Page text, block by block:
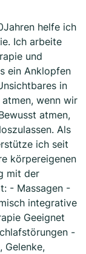
helfe ich
Ich arbeite
und
ein Anklopfen
in
wenn wir
atmen,
Als
ich seit
körpereigenen
mit der
- Massagen -
integrative
Geeignet
-
Gelenke,